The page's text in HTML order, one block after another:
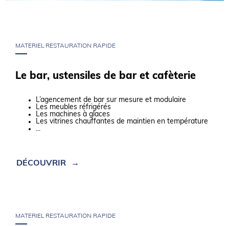
MATERIEL RESTAURATION RAPIDE
Le bar, ustensiles de bar et cafèterie
L’agencement de bar sur mesure et modulaire
Les meubles réfrigérés
Les machines à glaces
Les vitrines chauffantes de maintien en température
...
DÉCOUVRIR
MATERIEL RESTAURATION RAPIDE